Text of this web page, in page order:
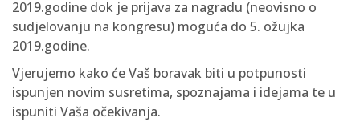
2019.godine dok je prijava za nagradu (neovisno o
sudjelovanju na kongresu) moguća do 5. ožujka
2019.godine.
Vjerujemo kako će Vaš boravak biti u potpunosti
ispunjen novim susretima, spoznajama i idejama te u
ispuniti Vaša očekivanja.